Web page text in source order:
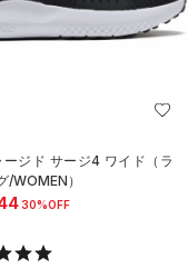
ジド サージ4 ワイド（ラ
/WOMEN）
30%OFF